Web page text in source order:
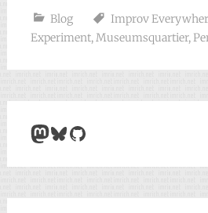
Blog Improv
Experiment,Museumsquartier,
Mastodon
Bluesky
GitHub